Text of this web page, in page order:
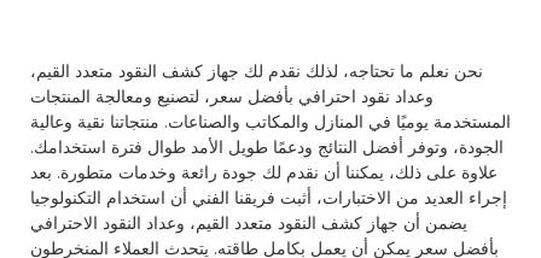
نحن نعلم ما تحتاجه، لذلك نقدم لك جهاز كشف النقود متعدد القيم،
وعداد نقود احترافي بأفضل سعر، لتصنيع ومعالجة المنتجات
المستخدمة يوميًا في المنازل والمكاتب والصناعات. منتجاتنا نقية وعالية
الجودة، وتوفر أفضل النتائج ودعمًا طويل الأمد طوال فترة استخدامك.
علاوة على ذلك، يمكننا أن نقدم لك جودة رائعة وخدمات متطورة. بعد
إجراء العديد من الاختبارات، أثبت فريقنا الفني أن استخدام التكنولوجيا
يضمن أن جهاز كشف النقود متعدد القيم، وعداد النقود الاحترافي
بأفضل سعر يمكن أن يعمل بكامل طاقته. يتحدث العملاء المنخرطون